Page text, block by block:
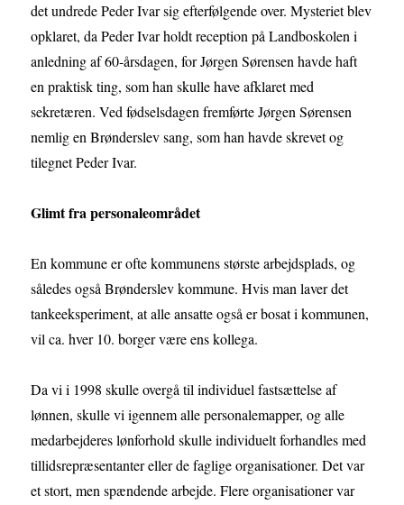
det undrede Peder Ivar sig efterfølgende over. Mysteriet blev
opklaret, da Peder Ivar holdt reception på Landboskolen i
anledning af 60-årsdagen, for Jørgen Sørensen havde haft
en praktisk ting, som han skulle have afklaret med
sekretæren. Ved fødselsdagen fremførte Jørgen Sørensen
nemlig en Brønderslev sang, som han havde skrevet og
tilegnet Peder Ivar.
Glimt fra personaleområdet
En kommune er ofte kommunens største arbejdsplads, og
således også Brønderslev kommune. Hvis man laver det
tankeeksperiment, at alle ansatte også er bosat i kommunen,
vil ca. hver 10. borger være ens kollega.
Da vi i 1998 skulle overgå til individuel fastsættelse af
lønnen, skulle vi igennem alle personalemapper, og alle
medarbejderes lønforhold skulle individuelt forhandles med
tillidsrepræsentanter eller de faglige organisationer. Det var
et stort, men spændende arbejde. Flere organisationer var